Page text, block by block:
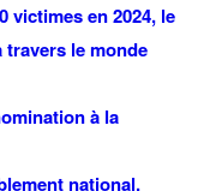
victimes en 2024, le
le monde
à la
national,